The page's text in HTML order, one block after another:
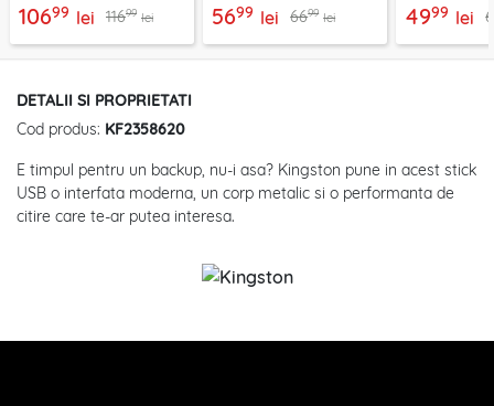
10699 lei 11699 lei 5699 lei 6699 lei 4999 lei
DETALII SI PROPRIETATI
Cod produs: KF2358620
E timpul pentru un backup, nu-i asa? Kingston pune in acest stick
USB o interfata moderna, un corp metalic si o performanta de
citire care te-ar putea interesa.